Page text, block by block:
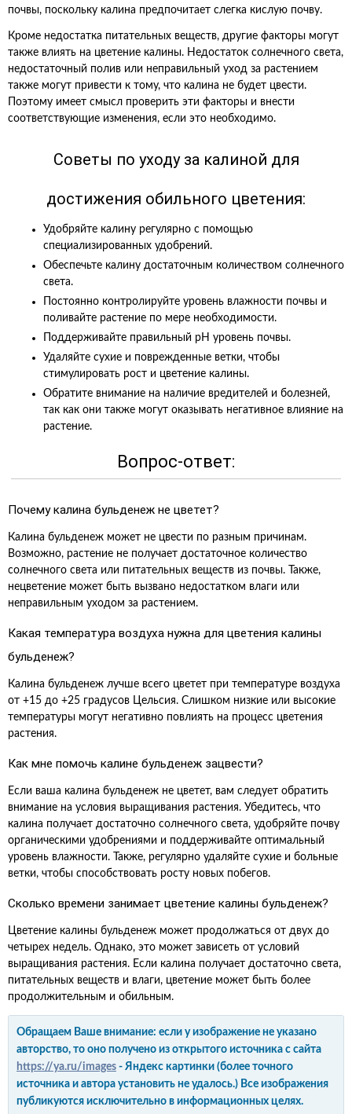
почвы, поскольку калина предпочитает слегка кислую почву.
Кроме недостатка питательных веществ, другие факторы могут
также влиять на цветение калины. Недостаток солнечного света,
недостаточный полив или неправильный уход за растением
также могут привести к тому, что калина не будет цвести.
Поэтому имеет смысл проверить эти факторы и внести
соответствующие изменения, если это необходимо.
Советы по уходу за калиной для
достижения обильного цветения:
Удобряйте калину регулярно с помощью
специализированных удобрений.
Обеспечьте калину достаточным количеством солнечного
света.
Постоянно контролируйте уровень влажности почвы и
поливайте растение по мере необходимости.
Поддерживайте правильный pH уровень почвы.
Удаляйте сухие и поврежденные ветки, чтобы
стимулировать рост и цветение калины.
Обратите внимание на наличие вредителей и болезней,
так как они также могут оказывать негативное влияние на
растение.
Вопрос-ответ:
Почему калина бульденеж не цветет?
Калина бульденеж может не цвести по разным причинам.
Возможно, растение не получает достаточное количество
солнечного света или питательных веществ из почвы. Также,
нецветение может быть вызвано недостатком влаги или
неправильным уходом за растением.
Какая температура воздуха нужна для цветения калины
бульденеж?
Калина бульденеж лучше всего цветет при температуре воздуха
от +15 до +25 градусов Цельсия. Слишком низкие или высокие
температуры могут негативно повлиять на процесс цветения
растения.
Как мне помочь калине бульденеж зацвести?
Если ваша калина бульденеж не цветет, вам следует обратить
внимание на условия выращивания растения. Убедитесь, что
калина получает достаточно солнечного света, удобряйте почву
органическими удобрениями и поддерживайте оптимальный
уровень влажности. Также, регулярно удаляйте сухие и больные
ветки, чтобы способствовать росту новых побегов.
Сколько времени занимает цветение калины бульденеж?
Цветение калины бульденеж может продолжаться от двух до
четырех недель. Однако, это может зависеть от условий
выращивания растения. Если калина получает достаточно света,
питательных веществ и влаги, цветение может быть более
продолжительным и обильным.
Обращаем Ваше внимание: если у изображение не указано
авторство, то оно получено из открытого источника с сайта
https://ya.ru/images - Яндекс картинки (более точного
источника и автора установить не удалось.) Все изображения
публикуются исключительно в информационных целях.